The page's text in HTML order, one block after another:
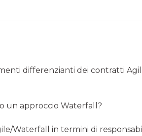
differenzianti dei contratti
un approccio Waterfall?
Waterfall in termini di